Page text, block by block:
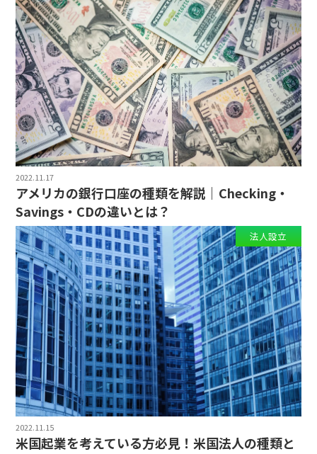
2022.11.17
アメリカの銀行口座の種類を解説｜Checking・
Savings・CDの違いとは？
2022.11.15
米国起業を考えている方必見！米国法人の種類と
法人設立